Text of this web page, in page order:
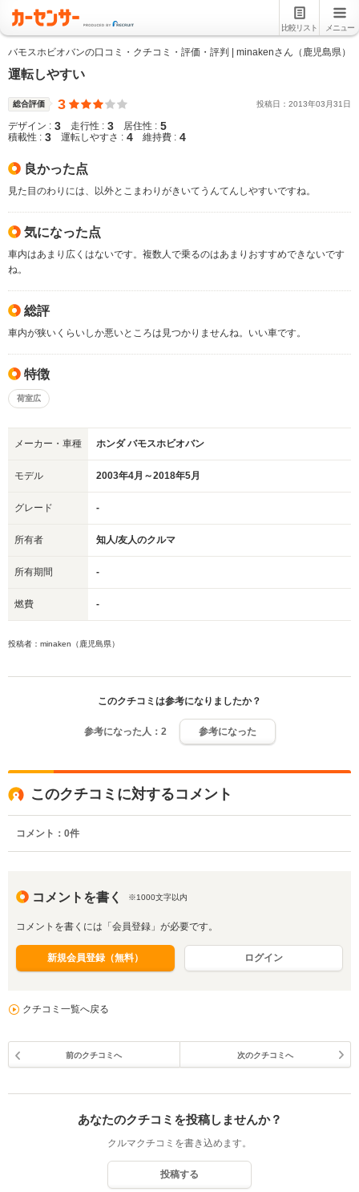
比較リスト メニュー
バモスホビオバンの口コミ・クチコミ・評価・評判 | minakenさん（鹿児島県）
運転しやすい
総合評価 3 投稿日： 2013年03 月31 日
デザイン : 3 走行性 : 3 居住性 : 5
積載性 : 3 運転しやすさ : 4 維持費 : 4
良かった点
見た目のわりには、以外とこまわりがきいてうんてんしやすいですね。
気になった点
車内はあまり広くはないです。複数人で乗るのはあまりおすすめできないです
ね。
総評
車内が狭いくらいしか悪いところは見つかりませんね。いい車です。
特徴
荷室広
メーカー・車種 ホンダ バモスホビオバン
モデル 2003年4月～2018年5月
グレード -
所有者 知人/友人のクルマ
所有期間 -
燃費 -
投稿者：minaken（鹿児島県）
このクチコミは参考になりましたか？
参考になった人： 2 参考になった
このクチコミに対するコメント
コメント： 0件
コメントを書く ※1000文字以内
コメントを書くには「会員登録」が必要です。
新規会員登録（無料） ログイン
クチコミ一覧へ戻る
前のクチコミへ 次のクチコミへ
あなたのクチコミを投稿しませんか？
クルマクチコミを書き込めます。
投稿する